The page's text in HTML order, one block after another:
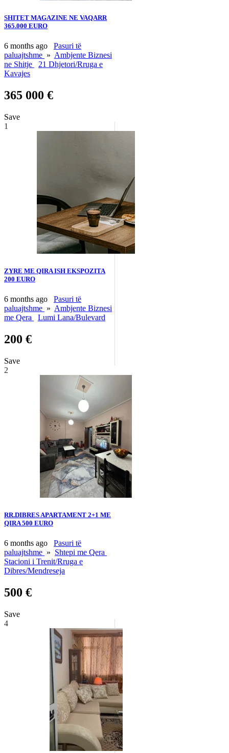
SHITET MAGAZINE NE VAQARR
365.000 EURO
6 months ago
Pasuri të
paluajtshme » Ambjente Biznesi
ne Shitje
21 Dhjetori/Rruga e
Kavajes
365 000 €
Save
1
ZYRE ME QIRA ISH EKSPOZITA
200 EURO
6 months ago
Pasuri të
paluajtshme » Ambjente Biznesi
me Qera
Lumi Lana/Bulevard
200 €
Save
2
RR.DIBRES APARTAMENT 2+1 ME
QIRA 500 EURO
6 months ago
Pasuri të
paluajtshme » Shtepi me Qera
Stacioni i Trenit/Rruga e
Dibres/Mendreseja
500 €
Save
4